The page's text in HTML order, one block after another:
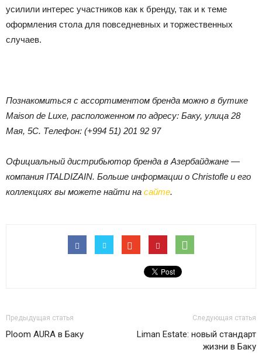
усилили интерес участников как к бренду, так и к теме
оформления стола для повседневных и торжественных
случаев.
Познакомиться с ассортиментом бренда можно в бутике
Maison de Luxe, расположенном по адресу: Баку, улица 28
Мая, 5C. Телефон: (+994 51) 201 92 97
Официальный дистрибьютор бренда в Азербайджане —
компания ITALDIZAIN. Больше информации о Christofle и его
коллекциях вы можете найти на сайте.
Предыдущая статья
Ploom AURA в Баку
Следующая статья
Liman Estate: новый стандарт
жизни в Баку